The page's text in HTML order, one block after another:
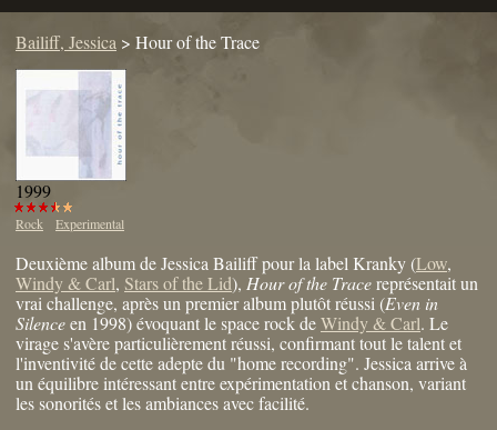
Bailiff, Jessica > Hour of the Trace
1999
Rock Experimental
Deuxième album de Jessica Bailiff pour la label Kranky (Low,
Windy & Carl, Stars of the Lid), Hour of the Tracereprésentait un
vrai challenge, après un premier album plutôt réussi (Even in
Silenceen 1998) évoquant le space rock deWindy & Carl. Le
virage s'avère particulièrement réussi, confirmant tout le talent et
l'inventivité de cette adepte du "home recording". Jessica arrive à
un équilibre intéressant entre expérimentation et chanson, variant
les sonorités et les ambiances avec facilité.